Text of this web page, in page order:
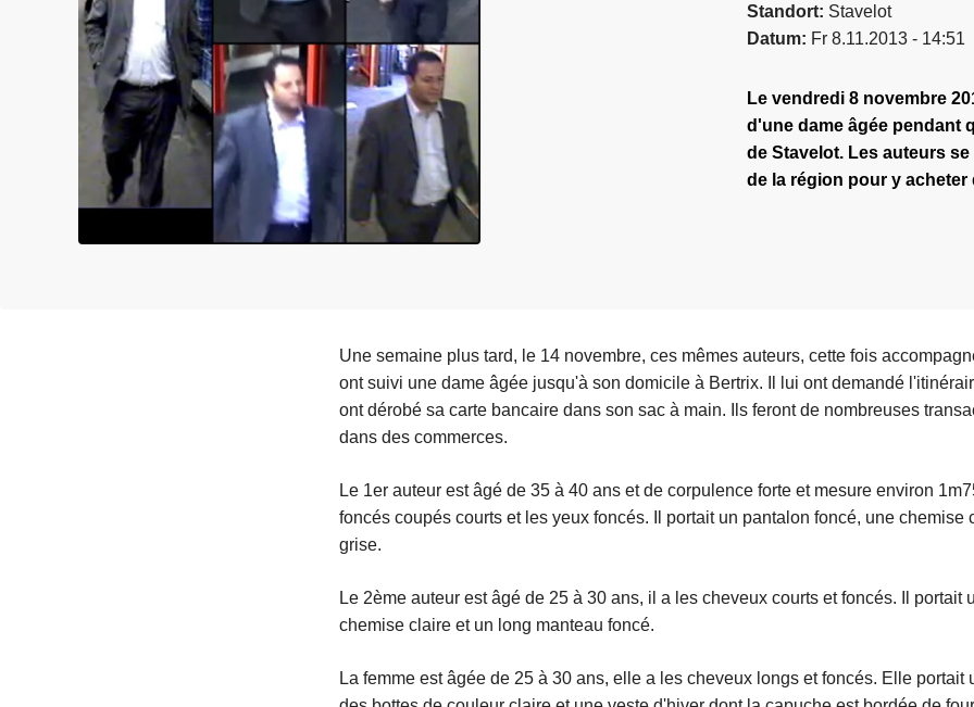
e
Standort Stavelot
Datum
Fr 8.11.2013 - 14:51
Le vendredi 8 novembre
d'une dame âgée pendant
de Stavelot. Les auteurs
de la région pour y acheter
Une semaine plus tard, le 14 novembre, ces mêmes auteurs, cette fois
ont suivi une dame âgée jusqu'à son domicile à Bertrix. Il lui ont demandé
ont dérobé sa carte bancaire dans son sac à main. Ils feront de nombreuses
dans des commerces.
Le 1er auteur est âgé de 35 à 40 ans et de corpulence forte et mesure environ
foncés coupés courts et les yeux foncés. Il portait un pantalon foncé, une chemise
grise.
Le 2ème auteur est âgé de 25 à 30 ans, il a les cheveux courts et foncés. Il portait
chemise claire et un long manteau foncé.
La femme est âgée de 25 à 30 ans, elle a les cheveux longs et foncés. Elle portait